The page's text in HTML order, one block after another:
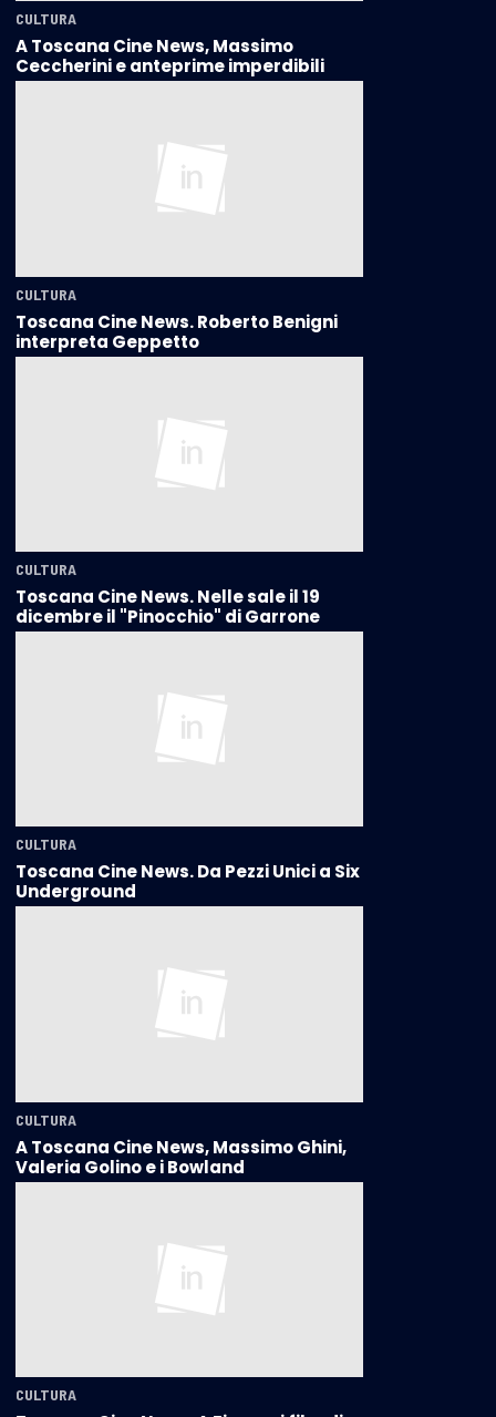
CULTURA
A Toscana Cine News, Massimo
Ceccherini e anteprime imperdibili
CULTURA
Toscana Cine News. Roberto Benigni
interpreta Geppetto
CULTURA
Toscana Cine News. Nelle sale il 19
dicembre il "Pinocchio" di Garrone
CULTURA
Toscana Cine News. Da Pezzi Unici a Six
Underground
CULTURA
A Toscana Cine News, Massimo Ghini,
Valeria Golino e i Bowland
CULTURA